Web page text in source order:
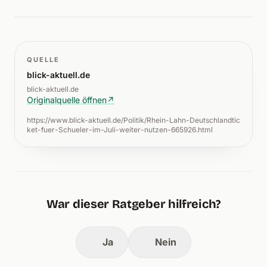
QUELLE
blick-aktuell.de
blick-aktuell.de
Originalquelle öffnen↗
https://www.blick-aktuell.de/Politik/Rhein-Lahn-Deutschlandtic
ket-fuer-Schueler-im-Juli-weiter-nutzen-665926.html
War dieser Ratgeber hilfreich?
Ja Nein